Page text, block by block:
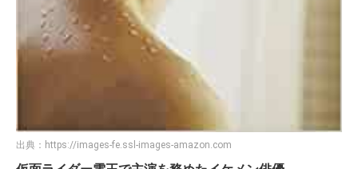
出典： https://images-fe.ssl-images-amazon.com